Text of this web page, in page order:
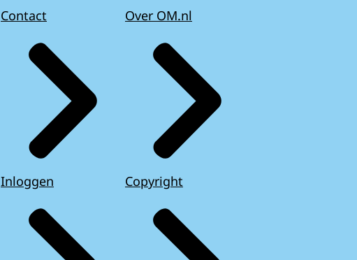
Contact
Inloggen
Over OM.nl
Copyright